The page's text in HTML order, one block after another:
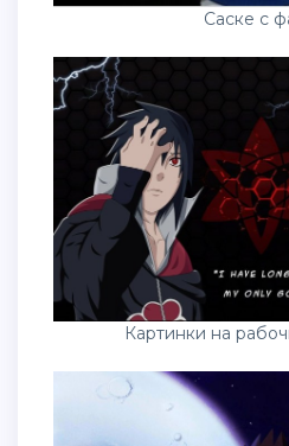
Саске с
Картинки на